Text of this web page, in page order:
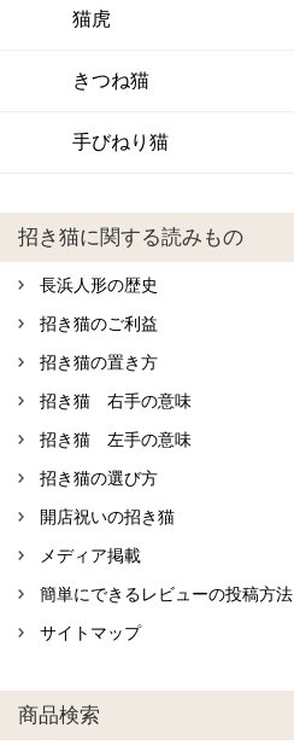
猫虎
きつね猫
手びねり猫
招き猫に関する読みもの
長浜人形の歴史
招き猫のご利益
招き猫の置き方
招き猫 右手の意味
招き猫 左手の意味
招き猫の選び方
開店祝いの招き猫
メディア掲載
簡単にできるレビューの投稿方法
サイトマップ
商品検索